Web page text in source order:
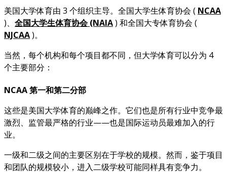
美国大学体育由 3 个组织主导。全国大学生体育协会 ( NCAA
)、 全国大学生体育协会 (NAIA) 和全国大专体育协会 (
NJCAA)。
当然，每个机构和每个项目都不同，但大学体育可以分为 4
个主要部分：
NCAA 第一和第二分部
这些是美国大学体育的巅峰之作。它们也是所有行业中竞争最
激烈、监管最严格的行业——也是国际运动员最难加入的行
业。
一级和二级之间的主要区别在于学校的规模。然而，鉴于项目
和团队的规模较小，进入二级学校可能同样具有竞争力。